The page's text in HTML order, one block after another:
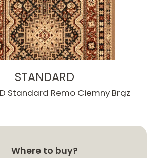
STANDARD
Standard Remo Ciemny Brąz
Where to buy?